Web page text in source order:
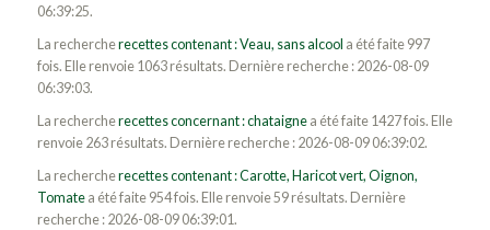
06:39:25.
La rechercherecettes contenant : Veau, sans alcool a été faite 997
fois. Elle renvoie 1063 résultats. Dernière recherche : 2026-08-09
06:39:03.
La rechercherecettes concernant : chataignea été faite 1427 fois. Elle
renvoie 263 résultats. Dernière recherche : 2026-08-09 06:39:02.
La rechercherecettes contenant : Carotte, Haricot vert, Oignon,
Tomatea été faite 954 fois. Elle renvoie 59 résultats. Dernière
recherche : 2026-08-09 06:39:01.